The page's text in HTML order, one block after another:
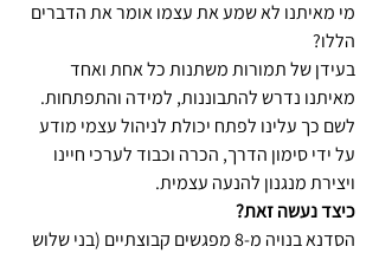
מי מאיתנו לא שמע את עצמו אומר את הדברים
הללו?
בעידן של תמורות משתנות כל אחת ואחד
מאיתנו נדרש להתבוננות, למידה והתפתחות.
לשם כך עלינו לפתח יכולת לניהול עצמי מודע
על ידי סימון הדרך, הכרה וכבוד לערכי חיינו
ויצירת מנגנון להנעה עצמית.
כיצד נעשה זאת?
הסדנא בנויה מ-8 מפגשים קבוצתיים (בני שלוש